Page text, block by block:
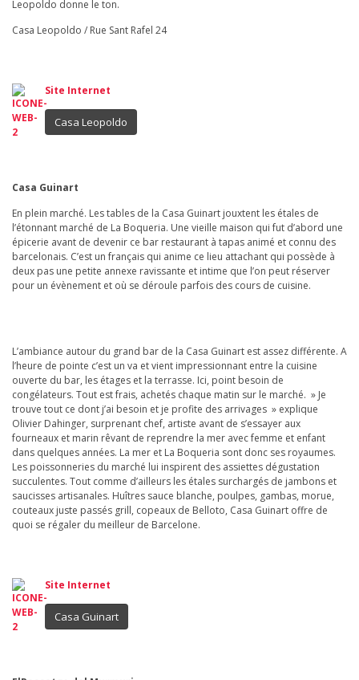
Leopoldo donne le ton.
Casa Leopoldo / Rue Sant Rafel 24
Site Internet
Casa Leopoldo
Casa Guinart
En plein marché. Les tables de la Casa Guinart jouxtent les étales de
l’étonnant marché de La Boqueria. Une vieille maison qui fut d’abord une
épicerie avant de devenir ce bar restaurant à tapas animé et connu des
barcelonais. C’est un français qui anime ce lieu attachant qui possède à
deux pas une petite annexe ravissante et intime que l’on peut réserver
pour un évènement et où se déroule parfois des cours de cuisine.
L’ambiance autour du grand bar de la Casa Guinart est assez différente. A
l’heure de pointe c’est un va et vient impressionnant entre la cuisine
ouverte du bar, les étages et la terrasse. Ici, point besoin de
congélateurs. Tout est frais, achetés chaque matin sur le marché. » Je
trouve tout ce dont j’ai besoin et je profite des arrivages » explique
Olivier Dahinger, surprenant chef, artiste avant de s’essayer aux
fourneaux et marin rêvant de reprendre la mer avec femme et enfant
dans quelques années. La mer et La Boqueria sont donc ses royaumes.
Les poissonneries du marché lui inspirent des assiettes dégustation
succulentes. Tout comme d’ailleurs les étales surchargés de jambons et
saucisses artisanales. Huîtres sauce blanche, poulpes, gambas, morue,
couteaux juste passés grill, copeaux de Belloto, Casa Guinart offre de
quoi se régaler du meilleur de Barcelone.
Site Internet
Casa Guinart